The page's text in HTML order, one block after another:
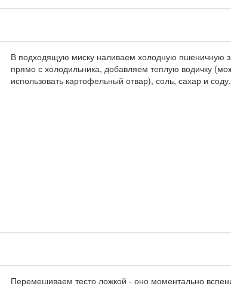
В подходящую миску наливаем холодную пшеничную
прямо с холодильника, добавляем теплую водичку
использовать картофельный отвар), соль, сахар и соду.
Перемешиваем тесто ложкой - оно моментально